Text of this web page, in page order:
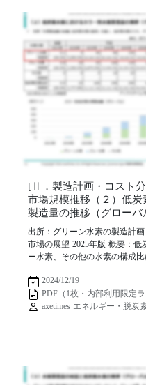
[Ⅱ．製造計画・コスト
市場規模推移（２）低
製造量の推移（グローバ
出所：グリーン水素の製造計
市場の展望 2025年版 概要：
ー水素、その他の水素の構成
2024/12/19
PDF（1枚・内部利用限定ラ
axetimes エネルギー・脱炭